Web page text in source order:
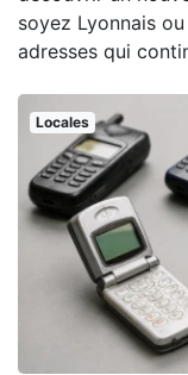
soyez Lyonnais
adresses qui
Locales